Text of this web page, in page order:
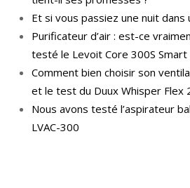
Et si vous passiez une nuit dans
Purificateur d’air : est-ce
testé le Levoit Core 300S Smart
Comment bien choisir son
et le test du Duux Whisper Flex
Nous avons testé l’aspirateur
LVAC-300